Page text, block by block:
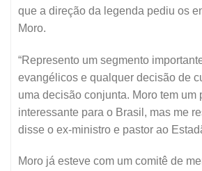
que a direção da legenda pediu os
Moro.
“Represento um segmento
evangélicos e qualquer decisão de
uma decisão conjunta. Moro tem um
interessante para o Brasil, mas me
disse o ex-ministro e pastor ao
Moro já esteve com um comitê de